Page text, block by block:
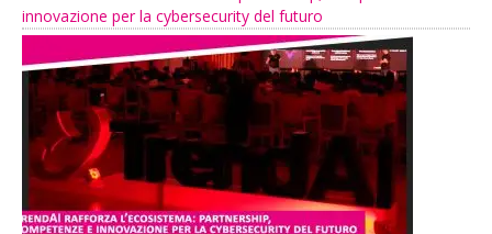
innovazione per la cybersecurity del futuro